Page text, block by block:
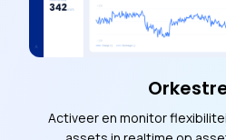
Activeer en monitor